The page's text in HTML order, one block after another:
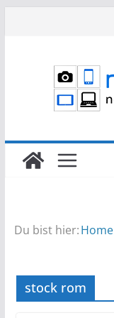
Du bist hier:Home
stock rom